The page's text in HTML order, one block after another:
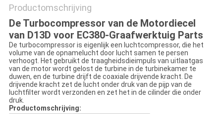
Productomschrijving
De Turbocompressor van de Motordiecel
van D13D voor EC380-Graafwerktuig Parts
De turbocompressor is eigenlijk een luchtcompressor, die het
volume van de opnamelucht door lucht samen te persen
verhoogt. Het gebruikt de traagheidsdieimpuls van uitlaatgas
van de motor wordt gelost de turbine in de turbinekamer te
duwen, en de turbine drijft de coaxiale drijvende kracht. De
drijvende kracht zet de lucht onder druk van de pijp van de
luchtfilter wordt verzonden en zet het in de cilinder die onder
druk.
Productomschrijving: